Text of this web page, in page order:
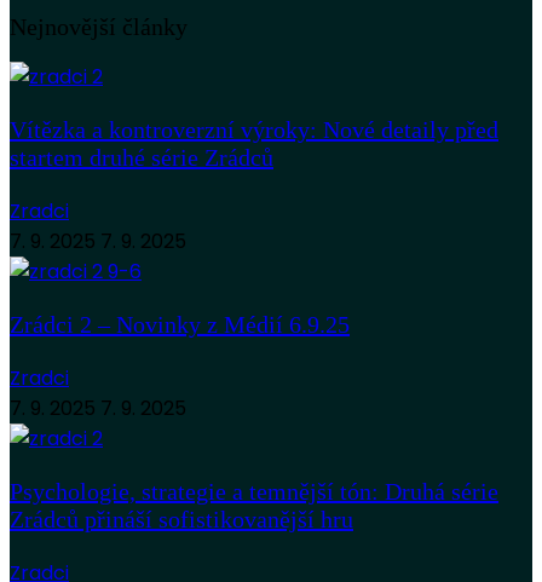
Nejnovější články
Vítězka a kontroverzní výroky: Nové detaily před
startem druhé série Zrádců
Zradci
7. 9. 2025 7. 9. 2025
Zrádci 2 – Novinky z Médií 6.9.25
Zradci
7. 9. 2025 7. 9. 2025
Psychologie, strategie a temnější tón: Druhá série
Zrádců přináší sofistikovanější hru
Zradci